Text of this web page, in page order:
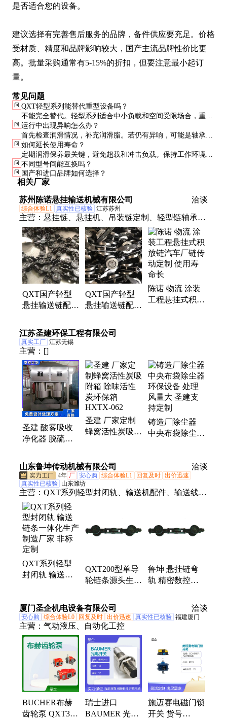
是否适合您的设备。
建议选择有完善售后服务的品牌，备件供应要充足。价格
受材质、精度和品牌影响较大，国产主流品牌性价比更
高。批量采购通常有5-15%的折扣，但要注意最小起订
量。
常见问题
问 QXT轻型系列能替代重型设备吗？
不能完全替代。轻型系列适合中小负载和空间受限场合，重型
设备在大负载、高冲击环境下更可靠。要根据实际工况选择。
问 运行中出现异响怎么办？
首先检查润滑情况，补充润滑脂。若仍有异响，可能是轴承磨
损或对中不良，需停机检查。建议每2000运行小时进行一次全
面检查。
问 如何延长使用寿命？
定期润滑保养最关键，避免超载和冲击负载。保持工作环境清
洁，防止粉尘进入传动系统。安装时确保各部件对中良好。
问 不同型号间能互换吗？
问 国产和进口品牌如何选择？
相关厂家
苏州陈诺悬挂输送机械有限公司 洽谈
综合体验L1 真实性已核验 江苏苏州
主营： 悬挂链、悬挂机、吊装链定制、轻型链轴承钢
链条、悬挂输送链、悬挂传送链
QXT国产轻型
悬挂输送链配件
国可邮
QXT国产轻型
悬挂输送链配件
轮双导轮
陈诺 物流 涂装
工程悬挂式积放
江苏圣建环保工程有限公司
真实工厂 江苏无锡
主营： []
圣建 酸雾吸收
净化器 脱硫洗
患 QXT-0300
圣建 厂家定制
蜂窝活性炭吸附
062
铸造厂除尘器
中央布袋除尘器
山东鲁坤传动机械有限公司 洽谈
4年 厂 安心购 综合体验L1 回复及时 出价迅速
真实性已核验 山东潍坊
主营： QXT系列轻型封闭轨、输送机配件、输送线配
件
QXT系列轻型
封闭轨 输送链
制
QXT200型单导
轮链条源头生产
动模锻
鲁坤 悬挂链弯
轨 精密数控加
转 高温烤漆抗
氧化
厦门圣企机电设备有限公司 洽谈
安心购 综合体验L0 回复及时 出价迅速 真实性已核验 福建厦门
主营： 气动液压、自动化工控
BUCHER布赫
齿轮泵 QXT32-
瑞士进口
BAUMER 光电
施迈赛电磁门锁
开关 货号